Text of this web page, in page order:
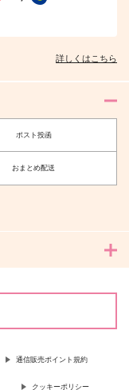
詳しくはこちら
ポスト投函
おまとめ配送
通信販売ポイント規約
クッキーポリシー